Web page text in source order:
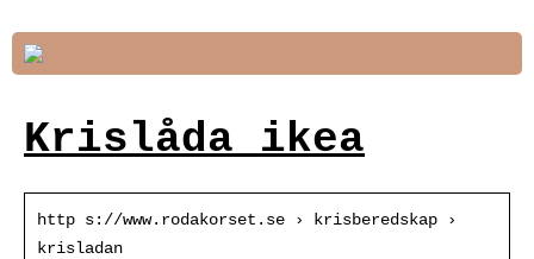
Krislåda ikea
http s://www.rodakorset.se › krisberedskap ›
krisladan